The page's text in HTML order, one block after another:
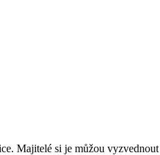
Majitelé si je můžou